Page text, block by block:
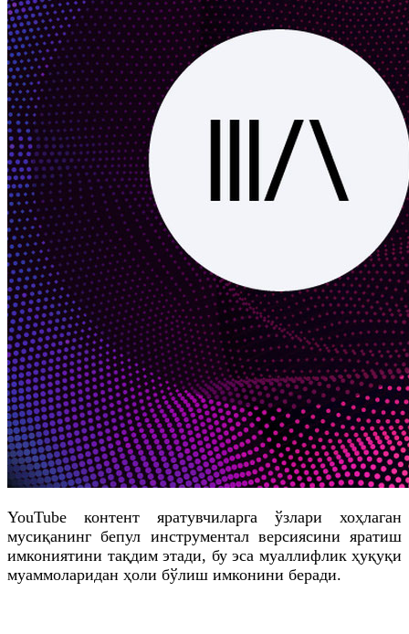
YouTube контент яратувчиларга ўзлари хоҳлаган
мусиқанинг бепул инструментал версиясини яратиш
имкониятини тақдим этади, бу эса муаллифлик ҳуқуқи
муаммоларидан ҳоли бўлиш имконини беради.